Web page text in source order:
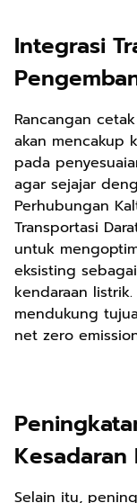
Integrasi
Rancangan
akan mencakup
pada
agar sejajar
Perhubungan
Transportasi
untuk
eksisting
kendaraan
mendukung
net zero
Kesadaran
Selain itu,